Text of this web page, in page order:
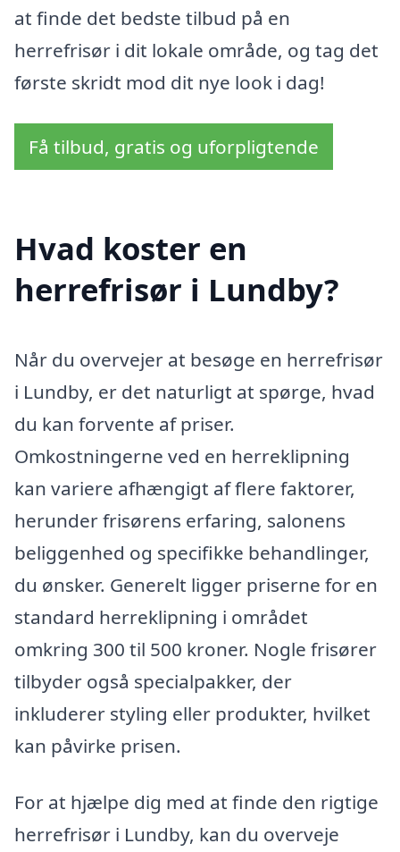
at finde det bedste tilbud på en
herrefrisør i dit lokale område, og tag det
første skridt mod dit nye look i dag!
Få tilbud, gratis og uforpligtende
Hvad koster en
herrefrisør i Lundby?
Når du overvejer at besøge en herrefrisør
i Lundby, er det naturligt at spørge, hvad
du kan forvente af priser.
Omkostningerne ved en herreklipning
kan variere afhængigt af flere faktorer,
herunder frisørens erfaring, salonens
beliggenhed og specifikke behandlinger,
du ønsker. Generelt ligger priserne for en
standard herreklipning i området
omkring 300 til 500 kroner. Nogle frisører
tilbyder også specialpakker, der
inkluderer styling eller produkter, hvilket
kan påvirke prisen.
For at hjælpe dig med at finde den rigtige
herrefrisør i Lundby, kan du overveje